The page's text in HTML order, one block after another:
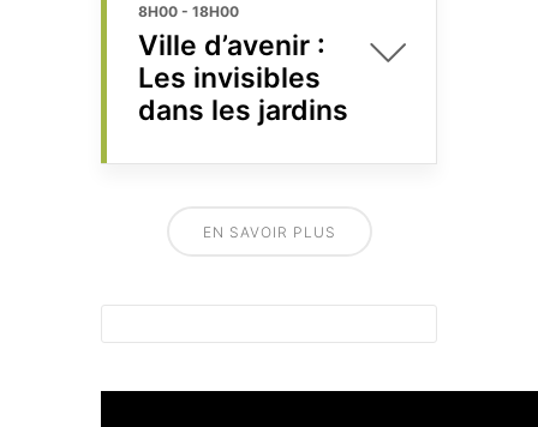
8H00 - 18H00
Ville d’avenir :
Les invisibles
dans les jardins
EN SAVOIR PLUS